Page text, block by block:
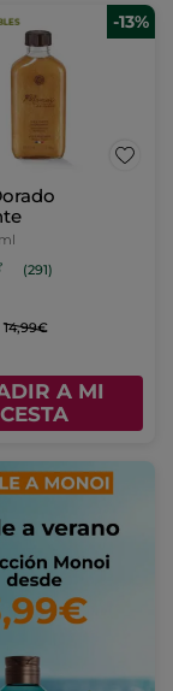
-13%
(291)
14,99€
A MI
CESTA